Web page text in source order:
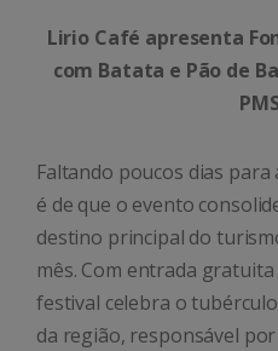
Lirio Café apresenta
com Batata e Pão de
Faltando poucos dias
é de que o evento
destino principal do
mês. Com entrada
festival celebra o
da região, responsável